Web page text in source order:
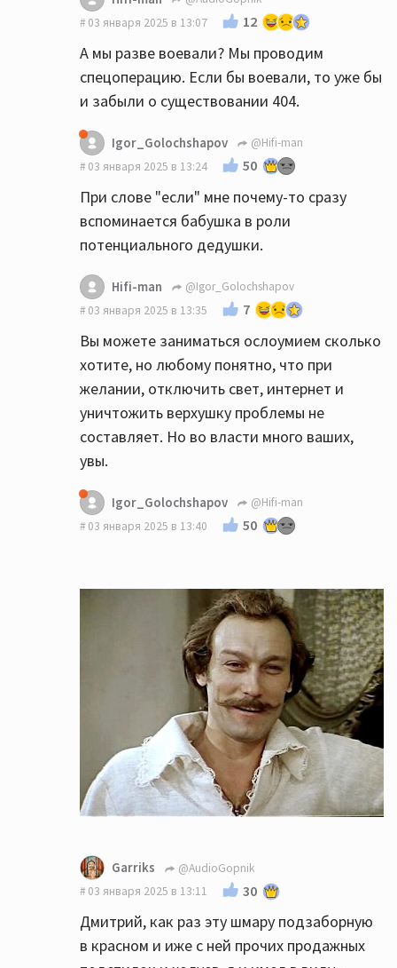
03 января 2025 в 13:07
12
А мы разве воевали? Мы проводим
спецоперацию. Если бы воевали, то уже бы
и забыли о существовании 404.
Igor_Golochshapov
@Hifi-man
03 января 2025 в 13:24
50
При слове "если" мне почему-то сразу
вспоминается бабушка в роли
потенциального дедушки.
Hifi-man
@Igor_Golochshapov
03 января 2025 в 13:35
7
Вы можете заниматься ослоумием сколько
хотите, но любому понятно, что при
желании, отключить свет, интернет и
уничтожить верхушку проблемы не
составляет. Но во власти много ваших,
увы.
Igor_Golochshapov
@Hifi-man
03 января 2025 в 13:40
50
Garriks
@AudioGopnik
03 января 2025 в 13:11
30
Дмитрий, как раз эту шмару подзаборную
в красном и иже с ней прочих продажных